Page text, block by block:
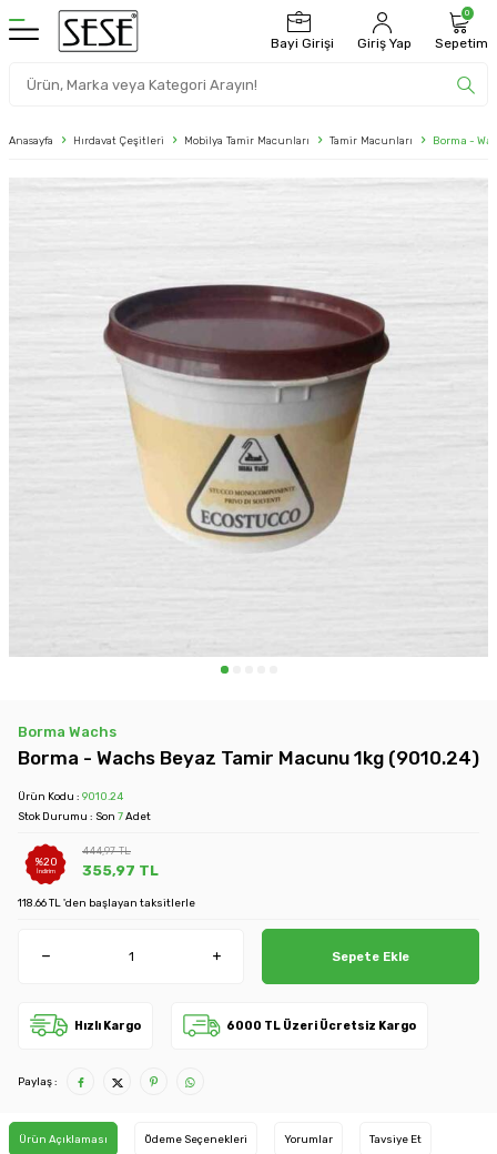
Bayi Girişi Giriş Yap
0
Sepetim
Anasayfa Hırdavat Çeşitleri Mobilya Tamir Macunları Tamir Macunları Borma -
Borma Wachs
Borma - Wachs Beyaz Tamir Macunu 1kg (9010.24)
Ürün Kodu : 9010.24
Stok Durumu : Son 7Adet
%20
İndirim
444,97TL
355,97 TL
118.66 TL 'den başlayan taksitlerle
Sepete Ekle
Hızlı Kargo 6000 TL Üzeri Ücretsiz Kargo
Paylaş :
Ürün Açıklaması Ödeme Seçenekleri Yorumlar Tavsiye Et